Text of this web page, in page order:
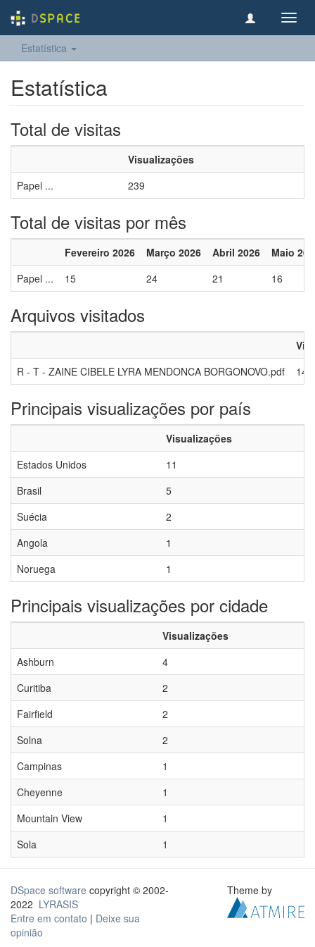
Estatística
Estatística
Total de visitas
Visualizações
Papel ...
239
Total de visitas por mês
Fevereiro 2026 Março 2026 Abril 2026
Maio
Papel ...
15 24 21 16
Arquivos visitados
R - T - ZAINE CIBELE LYRA MENDONCA BORGONOVO.pdf
147
Principais visualizações por país
Visualizações
Estados Unidos
11
Brasil
5
Suécia
2
Angola
1
Noruega
1
Principais visualizações por cidade
Visualizações
Ashburn
4
Curitiba
2
Fairfield
2
Solna
2
Campinas
1
Cheyenne
1
Mountain View
1
Sola
1
DSpace software copyright © 2002-
2022 LYRASIS
Entre em contato | Deixe sua
opinião
Theme by